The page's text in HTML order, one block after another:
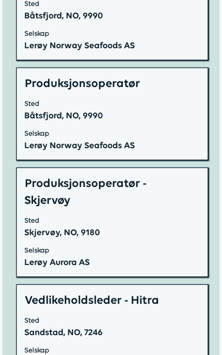
til
av
4
jobber
Bruk
til
navigere
i
jobblisten.
Velg
detaljer
Sted
Båtsfjord, NO, 9990
Selskap
Lerøy Norway Seafoods AS
mellomromstasten
for
å
vise
fullstendige
innholdet
jobbinformasjonen.
Tittel
Produksjonsoperatør
Sted
Båtsfjord, NO, 9990
Selskap
Lerøy Norway Seafoods AS
Velg
mellomromstasten
for
å
vise
fullstendige
innholdet
jobbinformasjonen.
Tittel
Produksjonsoperatør -
Skjervøy
Sted
Skjervøy, NO, 9180
Selskap
Lerøy Aurora AS
Velg
med
mellomromstasten
for
å
det
fullstendige
innholdet
jobbinformasjonen.
Tittel
Vedlikeholdsleder - Hitra
Sted
Sandstad, NO, 7246
Selskap
Velg
mellomromstasten
for
å